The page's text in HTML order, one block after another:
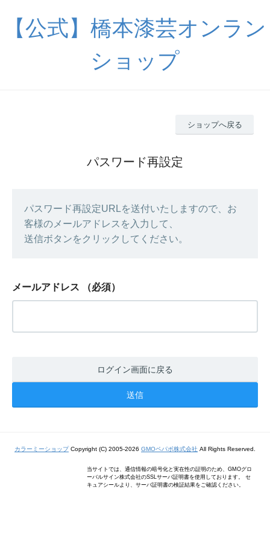
【公式】橋本漆芸オンラン
ショップ
ショップへ戻る
パスワード再設定
パスワード再設定URLを送付いたしますので、お
客様のメールアドレスを入力して、
送信ボタンをクリックしてください。
メールアドレス （必須）
ログイン画面に戻る
カラーミーショップCopyright (C) 2005-2026 GMOペパボ株式会社 All Rights Reserved.
当サイトでは、通信情報の暗号化と実在性の証明のため、GMOグロ
ーバルサイン株式会社のSSLサーバ証明書を使用しております。 セ
キュアシールより、サーバ証明書の検証結果をご確認ください。